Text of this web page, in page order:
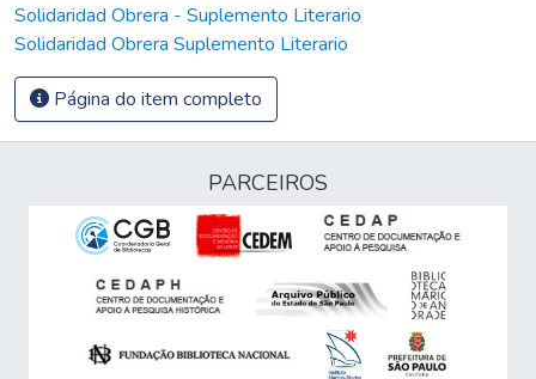
Solidaridad Obrera - Suplemento Literario
Solidaridad Obrera Suplemento Literario
Página do item completo
PARCEIROS